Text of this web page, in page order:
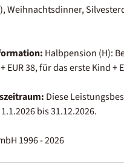
Weihnachtsdinner,
Halbpension (H):
EUR 38, für das erste Kind +
Diese
bis 31.12.2026.
1996 - 2026